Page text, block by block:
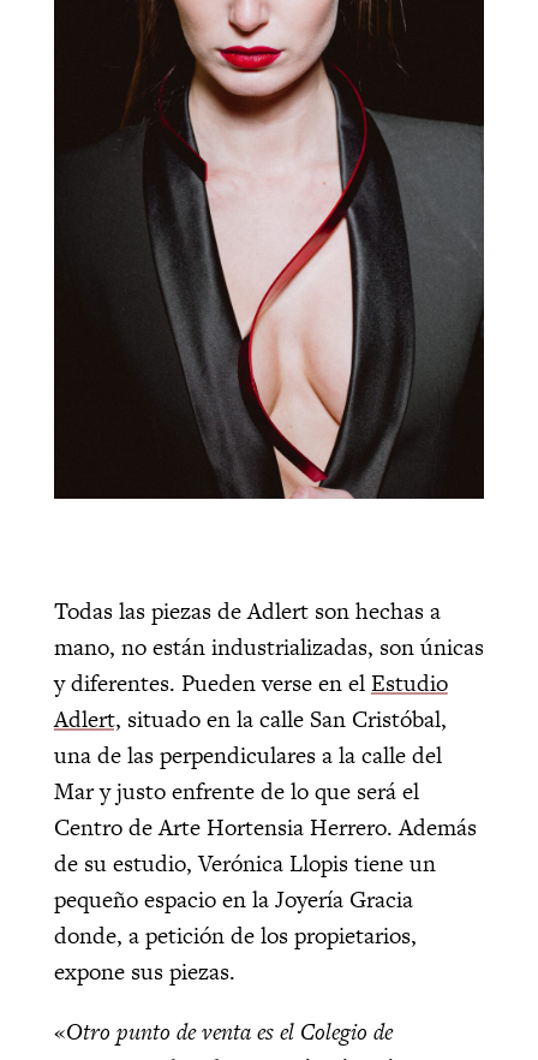
Todas las piezas de Adlert son hechas a
mano, no están industrializadas, son únicas
y diferentes. Pueden verse en elEstudio
Adlert, situado en la calle San Cristóbal,
una de las perpendiculares a la calle del
Mar y justo enfrente de lo que será el
Centro de Arte Hortensia Herrero. Además
de su estudio, Verónica Llopis tiene un
pequeño espacio en la Joyería Gracia
donde, a petición de los propietarios,
expone sus piezas.
«Otro punto de venta es el Colegio de